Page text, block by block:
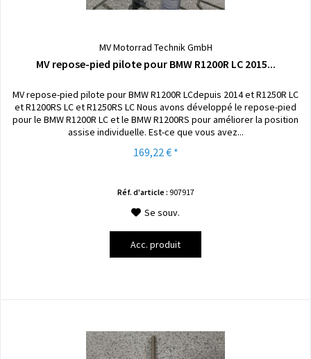
MV Motorrad Technik GmbH
MV repose-pied pilote pour BMW R1200R LC 2015...
MV repose-pied pilote pour BMW R1200R LCdepuis 2014 et R1250R LC
et R1200RS LC et R1250RS LC Nous avons développé le repose-pied
pour le BMW R1200R LC et le BMW R1200RS pour améliorer la position
assise individuelle. Est-ce que vous avez...
169,22 € *
Réf. d'article : 907917
Se souv.
Acc. produit